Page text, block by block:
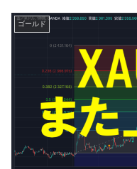
ゴールド